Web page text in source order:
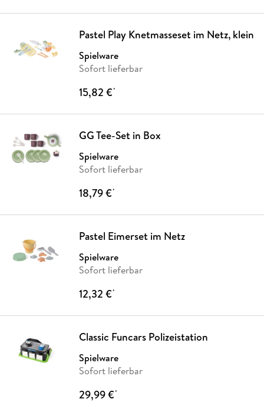
Pastel Play Knetmasseset im Netz, klein
Spielware
Sofort lieferbar
15,82 €*
GG Tee-Set in Box
Spielware
Sofort lieferbar
18,79 €*
Pastel Eimerset im Netz
Spielware
Sofort lieferbar
12,32 €*
Classic Funcars Polizeistation
Spielware
Sofort lieferbar
29,99 €*